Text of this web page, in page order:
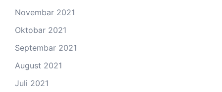
Novembar 2021
Oktobar 2021
Septembar 2021
August 2021
Juli 2021